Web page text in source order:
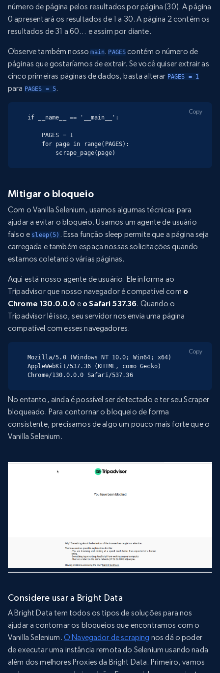
número de página pelos resultados por página (30). A página
0 apresentará os resultados de 1 a 30. A página 2 contém os
resultados de 31 a 60… e assim por diante.
Observe também nossomain. PAGES contém o número de
páginas que gostaríamos de extrair. Se você quiser extrair as
cinco primeiras páginas de dados, basta alterar PAGES = 1
para PAGES = 5.
if __name__ == '__main__':
        scrape_page(page)
Copy
Mitigar o bloqueio
Com o Vanilla Selenium, usamos algumas técnicas para
ajudar a evitar o bloqueio. Usamos um agente de usuário
falso e sleep(5) . Essa função sleep permite que a página seja
carregada e também espaça nossas solicitações quando
estamos coletando várias páginas.
Aqui está nosso agente de usuário. Ele informa ao
Tripadvisor que nosso navegador é compatível com o
Chrome 130.0.0.0 e o Safari 537.36. Quando o
Tripadvisor lê isso, seu servidor nos envia uma página
compatível com esses navegadores.
Mozilla/5.0 (Windows NT 10.0; Win64; x64)
AppleWebKit/537.36 (KHTML, como Gecko)
Chrome/130.0.0.0 Safari/537.36
Copy
No entanto, ainda é possível ser detectado e ter seu Scraper
bloqueado. Para contornar o bloqueio de forma
consistente, precisamos de algo um pouco mais forte que o
Vanilla Selenium.
Considere usar a Bright Data
A Bright Data tem todos os tipos de soluções para nos
ajudar a contornar os bloqueios que encontramos com o
Vanilla Selenium. O Navegador de scraping nos dá o poder
de executar uma instância remota do Selenium usando nada
além dos melhores Proxies da Bright Data. Primeiro, vamos